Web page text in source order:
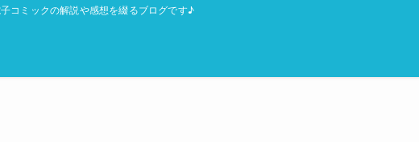
コミックの解説や感想を綴るブログです♪